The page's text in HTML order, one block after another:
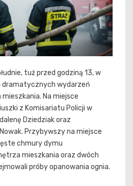
tuż przed godziną 13, w
dramatycznych wydarzeń
Na miejsce
z Komisariatu Policji w
Dziedziak oraz
Przybywszy na miejsce
chmury dymu
mieszkania oraz dwóch
próby opanowania ognia.